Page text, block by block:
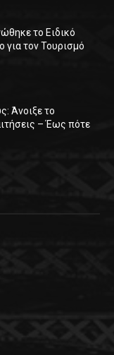
το Ειδικό
για τον Τουρισμό
Άνοιξε το
– Έως πότε